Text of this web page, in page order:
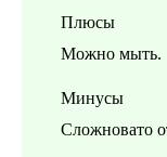
Плюсы
Можно мыть.
Минусы
Сложновато